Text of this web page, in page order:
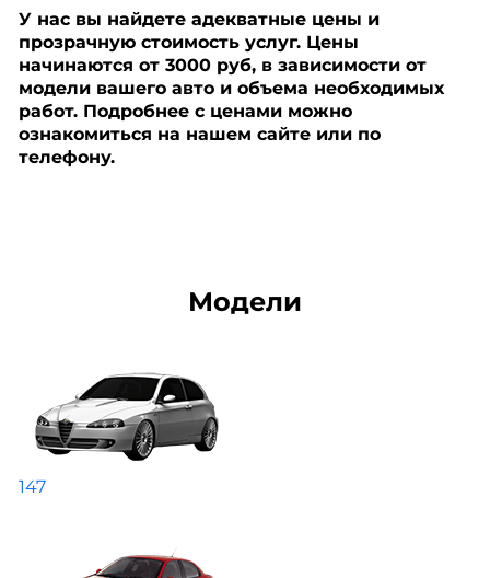
У нас вы найдете адекватные цены и
прозрачную стоимость услуг. Цены
начинаются от 3000 руб, в зависимости от
модели вашего авто и объема необходимых
работ. Подробнее с ценами можно
ознакомиться на нашем сайте или по
телефону.
Модели
147